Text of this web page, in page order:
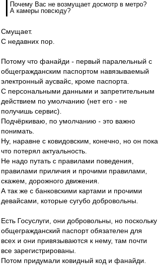
Почему Вас не возмущает досмотр в метро?
А камеры повсюду?
Смущает.
С недавних пор.
Потому что фанайди - первый паралельный с
общегражданским паспортом навязываемый
электронный аусвайс, кроме паспорта.
С персональными данными и запретительным
действием по умолчанию (нет его - не
получишь сервис).
Подчёркиваю, по умолчанию - это важно
понимать.
Ну, наравне с ковидовским, конечно, но он пока
что потерял актуальность.
Не надо путать с правилами поведения,
правилами приличия и прочими правилами,
скажем, дорожного движения.
А так же с банковскими картами и прочими
девайсами, которые сугубо добровольны.
Есть Госуслуги, они добровольны, но поскольку
общегражданский паспорт обязателен для
всех и они привязываются к нему, там почти
все зарегистрированы.
Потом придумали ковидный код и фанайди.